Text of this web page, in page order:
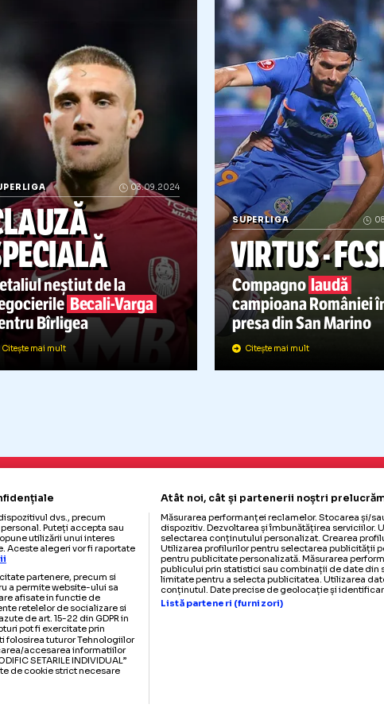
MESAJUL LUI COMPAGNO
Dorit de Rapid,fostul
atacant de la FCSBa făcut
anunțul:„Mi-amgăsit
echipă”
Mesajul
CAMPIONATE 10.12.2024
NU VREA ÎN ROMÂNIA
Dorit de CFR și Rapid,
Compagno a explicat
pentruGOLAZO.rode ce
nu revine în Superliga
CLAUZĂ
SPECIALĂ
Detaliul neștiut de la
negocierileBecali-Varga
Citește mai mult
Compagno
campioana
presa din
Citește mai mult